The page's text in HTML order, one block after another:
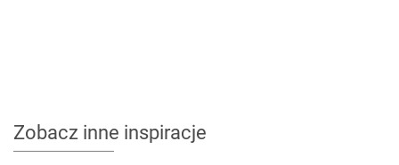
Zobacz inne inspiracje